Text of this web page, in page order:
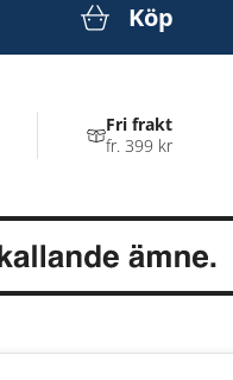
Köp
Fri frakt
fr. 399 kr